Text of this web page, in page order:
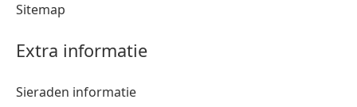
Sitemap
Extra informatie
Sieraden informatie